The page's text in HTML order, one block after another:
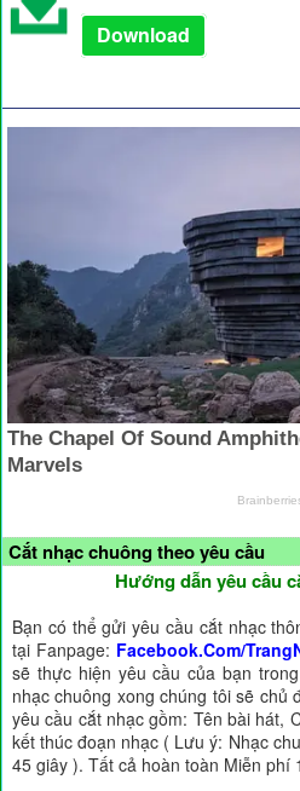
Download
Cắt nhạc chuông theo yêu cầu
Hướng dẫn yêu cầu
Bạn có thể gửi yêu cầu cắt nhạc
tại Fanpage: Facebook.Com/
sẽ thực hiện yêu cầu của bạn
nhạc chuông xong chúng tôi sẽ chủ
yêu cầu cắt nhạc gồm: Tên bài hát,
kết thúc đoạn nhạc ( Lưu ý: Nhạc
45 giây ). Tất cả hoàn toàn Miễn phí